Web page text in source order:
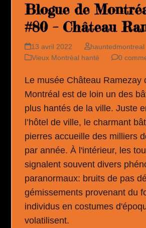
Blogue de
#80 – Château
13 avril 2022
hauntedmontreal
Vieux Montréal hanté
0
Le musée Château Ramezay
Montréal est de loin un des
plus hantés de la ville. Juste
l’hôtel de ville, le charmant
pierres accueille des milliers
par année. À l'intérieur, les
signalent souvent divers
paranormaux: bruits de pas
gémissements provenant du
individus en costumes
volatilisent.